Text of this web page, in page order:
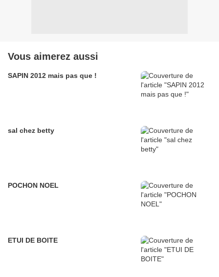
Vous aimerez aussi
SAPIN 2012 mais pas que !
sal chez betty
POCHON NOEL
ETUI DE BOITE